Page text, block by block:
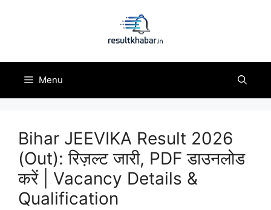
Menu
Bihar JEEVIKA Result 2026
(Out): रिज़ल्ट जारी, PDF डाउनलोड
करें | Vacancy Details &
Qualification